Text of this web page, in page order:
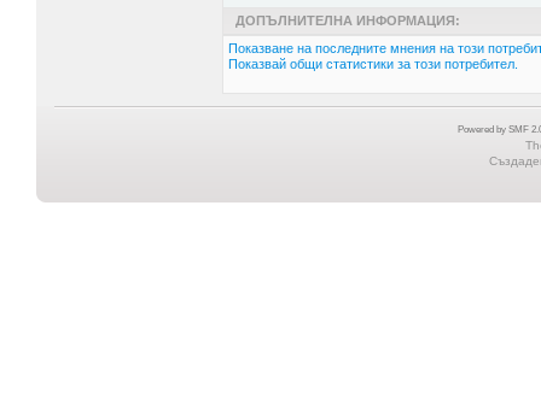
ДОПЪЛНИТЕЛНА ИНФОРМАЦИЯ:
Показване на последните мнения на този
Показвай общи статистики за този потребител.
Powered by SMF